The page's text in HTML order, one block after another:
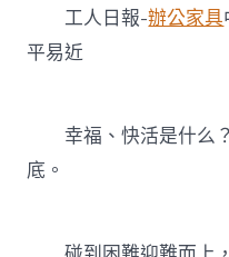
工人日報-辦公家具
平易近
幸福、快活是什么
底。